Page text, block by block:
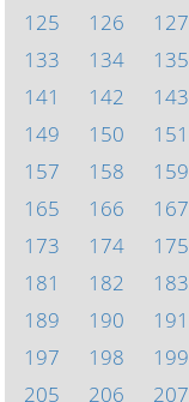
125
126 127
133
134 135
141
142 143
149
150 151
157
158 159
165
166 167
173
174 175
181
182 183
189
190 191
197
198 199
205
206 207